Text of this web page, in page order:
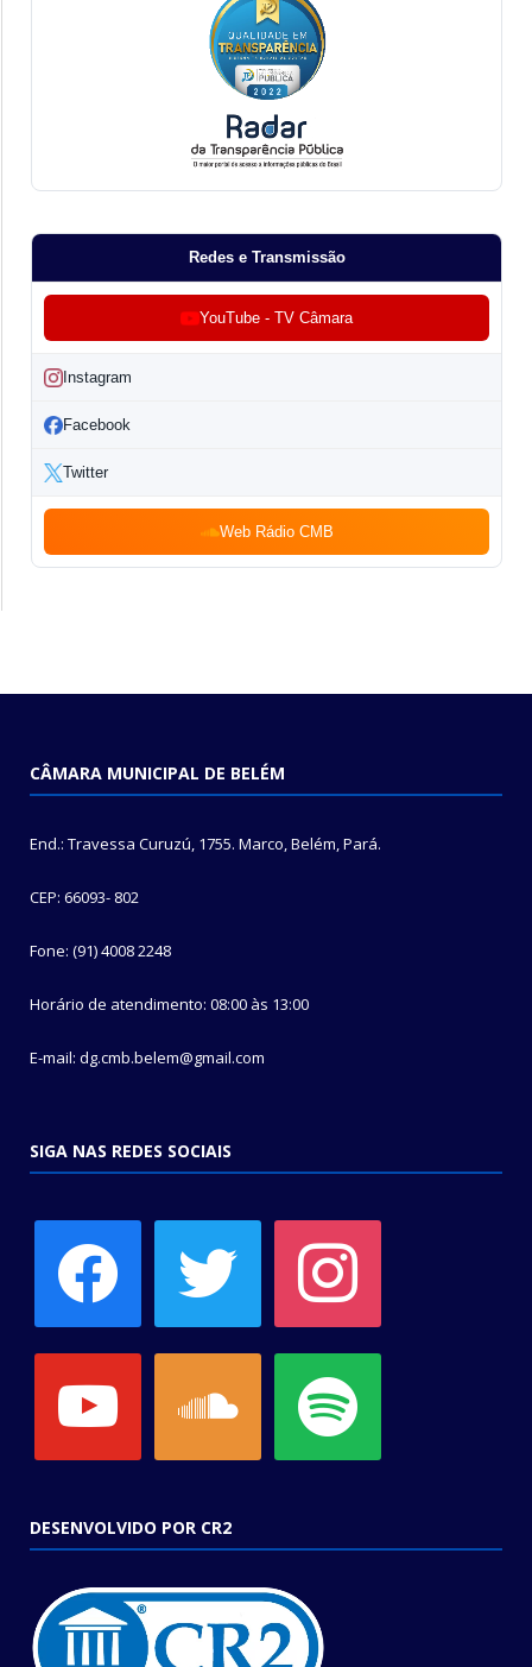
Redes e Transmissão
YouTube - TV Câmara
Instagram
Facebook
Twitter
Web Rádio CMB
CÂMARA MUNICIPAL DE BELÉM
End.: Travessa Curuzú, 1755. Marco, Belém, Pará.
CEP: 66093- 802
Fone: (91) 4008 2248
Horário de atendimento: 08:00 às 13:00
E-mail: dg.cmb.belem@gmail.com
SIGA NAS REDES SOCIAIS
DESENVOLVIDO POR CR2